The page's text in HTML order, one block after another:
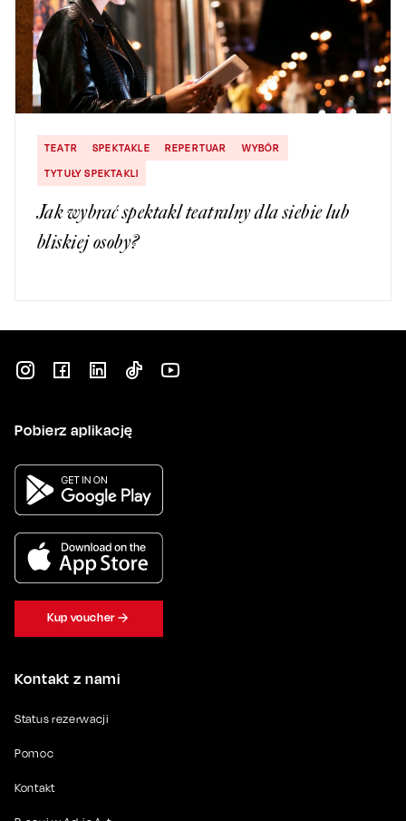
TEATR SPEKTAKLE REPERTUAR
WYBÓR
TYTUŁY SPEKTAKLI
Jak wybrać spektakl teatralny dla siebie lub
bliskiej osoby?
Kontakt z nami
Status rezerwacji
Pomoc
Kontakt
Pobierz aplikację
Kup voucher